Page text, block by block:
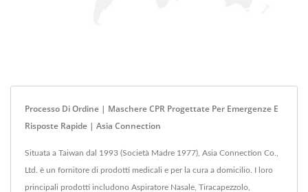
Processo Di Ordine | Maschere CPR Progettate Per Emergenze E
Risposte Rapide | Asia Connection
Situata a Taiwan dal 1993 (Società Madre 1977), Asia Connection Co.,
Ltd. è un fornitore di prodotti medicali e per la cura a domicilio. I loro
principali prodotti includono Aspiratore Nasale, Tiracapezzolo,